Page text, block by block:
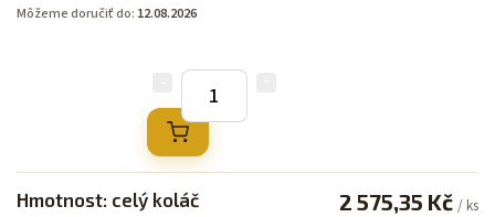
Môžeme doručiť do: 12.08.2026
Hmotnost: celý koláč 2 575,35 Kč / ks